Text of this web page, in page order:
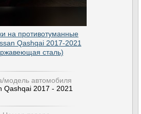
на противотуманные
Qashqai 2017-2021
сталь)
модель автомобиля
Qashqai 2017 - 2021